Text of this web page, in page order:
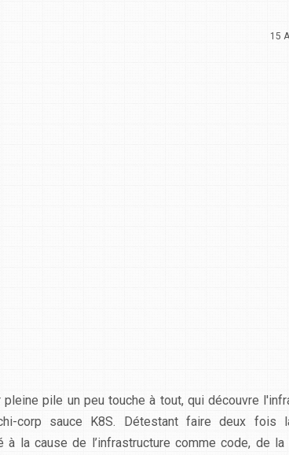
15
pleine pile un peu touche à tout, qui découvre
corp sauce K8S. Détestant faire deux fois
à la cause de l’infrastructure comme code, de